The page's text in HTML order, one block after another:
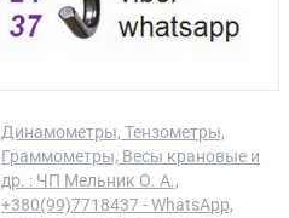
Динамометры, Тензометры,
Граммометры, Весы крановые и
др. : ЧП Мельник О. А.,
+380(99)7718437 - WhatsApp,